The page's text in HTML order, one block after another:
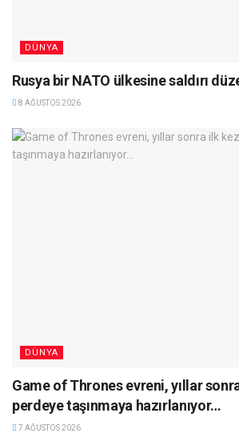
DÜNYA
Rusya bir NATO ülkesine saldırı
8 AĞUSTOS 2026
DÜNYA
Game of Thrones evreni, yıllar
perdeye taşınmaya hazırlanıyor…
7 AĞUSTOS 2026